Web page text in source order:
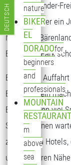
nature
BIKER
EL
DORADOfor
beginners
and
professionals
MOUNTAIN
RESTAURANT
m
above
sea
unserem Kinder-
Kleinkind oder ein
Natur des
Bärenland Park
Bereits die
Bärengondeln
Erwachsenen viel
Spielstationen
zahlreichen
unmittelbaren
Select your language
DEUTSCH